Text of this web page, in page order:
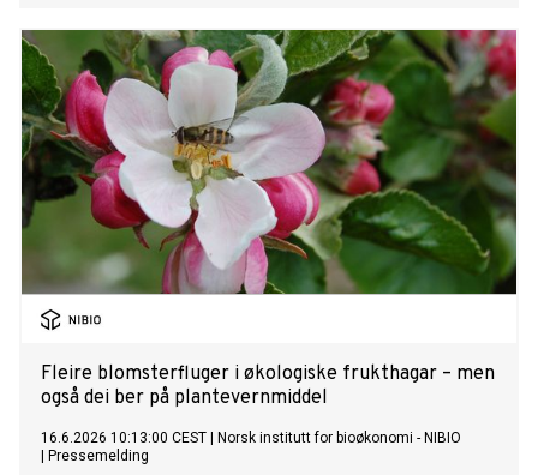
plantegifter. Analysene utføres av NIBIO, og resultatene fra
overvåkingen i 2025 viser en positiv utvikling for flere
produktgrupper.
Fleire blomsterfluger i økologiske frukthagar – men
også dei ber på plantevernmiddel
16.6.2026 10:13:00 CEST
Norsk institutt for bioøkonomi - NIBIO
Pressemelding